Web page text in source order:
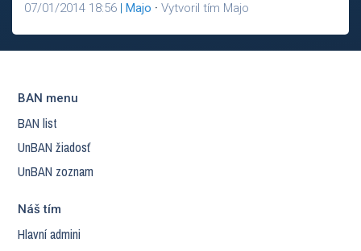
07/01/2014 18:56 | Majo · Vytvoril tím Majo
BAN menu
BAN list
UnBAN žiadosť
UnBAN zoznam
Náš tím
Hlavní admini